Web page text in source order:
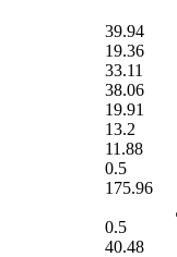
39.94
19.36
33.11
38.06
19.91
13.2
11.88
0.5
175.96
0.5
40.48